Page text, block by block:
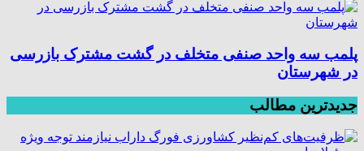
پلمب سه واحد صنفی متخلف در گشت مشترک بازرسی
در شهرستان
جدیدترین مطالب